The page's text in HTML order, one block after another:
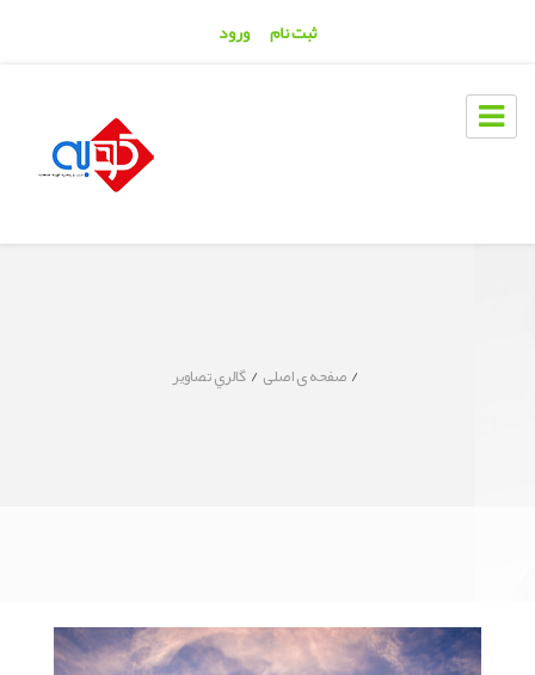
ثبت نام ورود
صفحه ی اصلی /گالري تصاوير /